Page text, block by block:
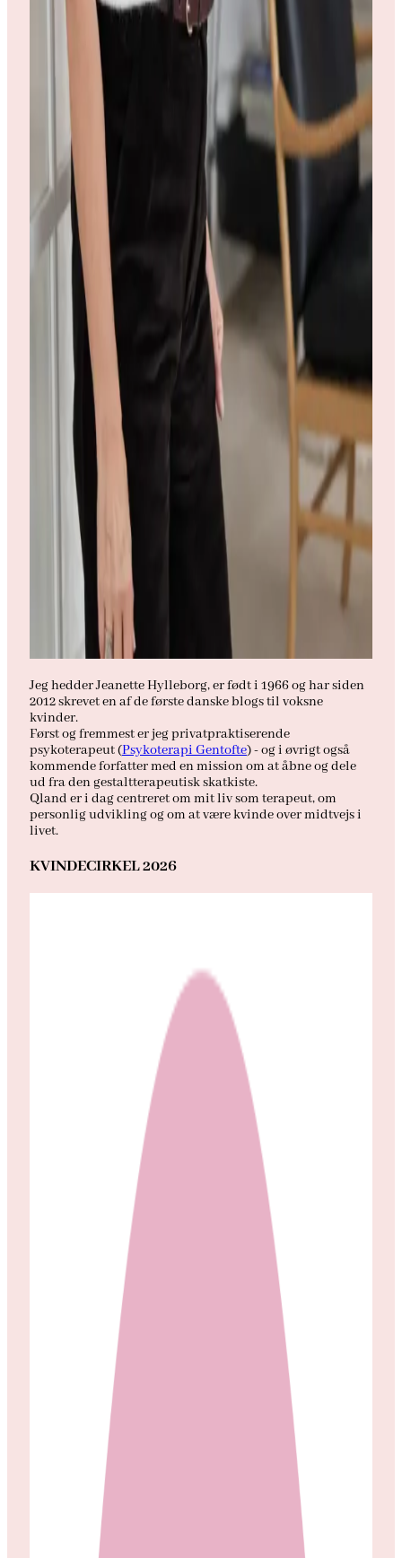
Jeg hedder Jeanette Hylleborg, er født i 1966 og har siden
2012 skrevet en af de første danske blogs til voksne
kvinder.
Først og fremmest er jeg privatpraktiserende
psykoterapeut (Psykoterapi Gentofte) - og i øvrigt også
kommende forfatter med en mission om at åbne og dele
ud fra den gestaltterapeutisk skatkiste.
Qland er i dag centreret om mit liv som terapeut, om
personlig udvikling og om at være kvinde over midtvejs i
livet.
KVINDECIRKEL 2026